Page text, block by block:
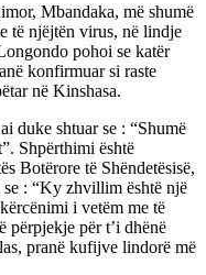
Mbandaka, më shumë
të njëjtën virus, në lindje
pohoi se katër
konfirmuar si raste
në Kinshasa.
duke shtuar se : “Shumë
Shpërthimi është
Botërore të Shëndetësisë,
: “Ky zhvillim është një
i vetëm me të
përpjekje për t’i dhënë
pranë kufijve lindorë më